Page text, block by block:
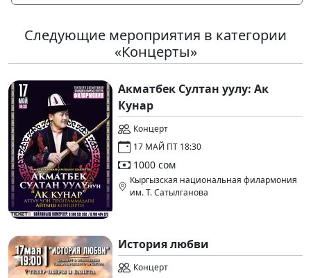
Следующие мероприятия в категории
«Концерты»
Акматбек Султан уулу: Ак
Кунар
Концерт
17 МАЙ ПТ 18:30
1000 сом
Кыргызская национальная филармония
им. Т. Сатылганова
История любви
Концерт